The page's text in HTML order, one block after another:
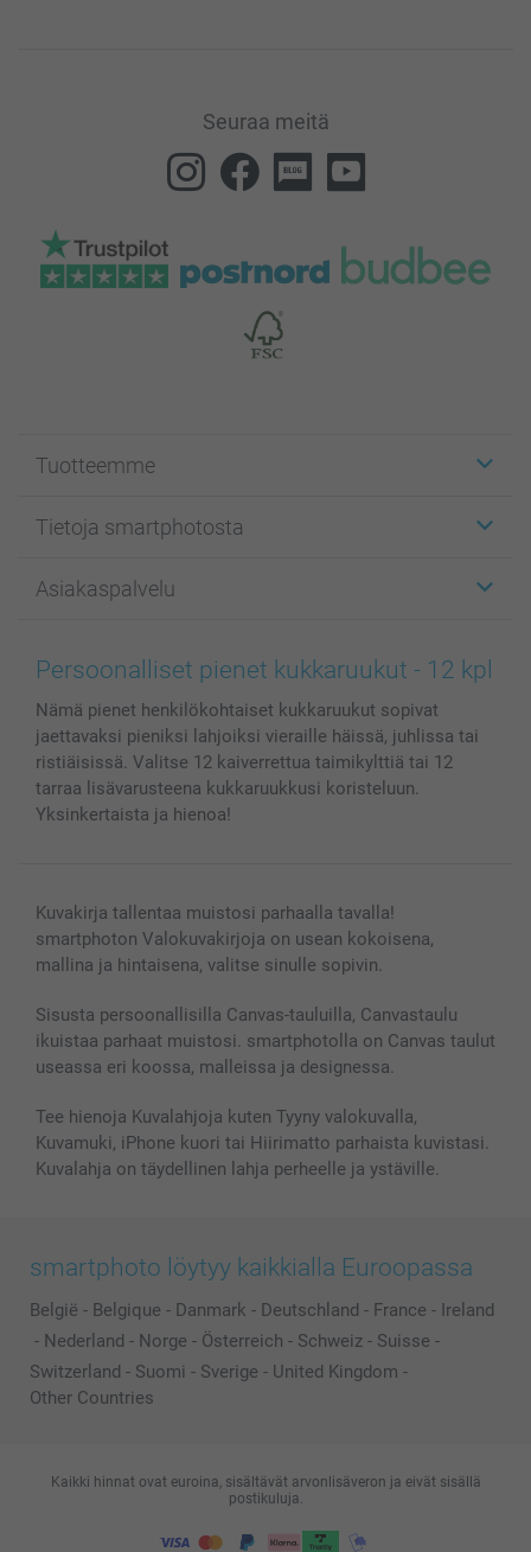
Seuraa meitä
Tuotteemme
Kuvakortit
Kuvakirjat
Valokuvat, Julisteet & Taskukirjat
MyNameBook
Kuvakalenterit & Päivyrit
Valokuvakehykset & Lisätarvikkeet
Lahjakortti
Tietoja smartphotosta
Affiliate ohjelma
Evästekäytäntö
Ehdot/takuut
Investor Relations
Asiakaspalvelu
100% tyytyväisyystakuu
Hinnat & maksutavat
Tilausten tila
Persoonalliset pienet kukkaruukut - 12 kpl
Nämä pienet henkilökohtaiset kukkaruukut sopivat
jaettavaksi pieniksi lahjoiksi vieraille häissä, juhlissa tai
ristiäisissä. Valitse 12 kaiverrettua taimikylttiä tai 12
tarraa lisävarusteena kukkaruukkusi koristeluun.
Yksinkertaista ja hienoa!
Kuvakirja tallentaa muistosi parhaalla tavalla!
smartphoton Valokuvakirjoja on usean kokoisena,
mallina ja hintaisena, valitse sinulle sopivin.
Sisusta persoonallisilla Canvas-tauluilla, Canvastaulu
ikuistaa parhaat muistosi. smartphotolla on Canvas taulut
useassa eri koossa, malleissa ja designessa.
Tee hienoja Kuvalahjoja kuten Tyyny valokuvalla,
Kuvamuki, iPhone kuori tai Hiirimatto parhaista kuvistasi.
Kuvalahja on täydellinen lahja perheelle ja ystäville.
smartphoto löytyy kaikkialla Euroopassa
België - Belgique - Danmark - Deutschland - France - Ireland
- Nederland - Norge - Österreich - Schweiz - Suisse -
Switzerland - Suomi - Sverige - United Kingdom -
Other Countries
Kaikki hinnat ovat euroina, sisältävät arvonlisäveron ja eivät sisällä
postikuluja.